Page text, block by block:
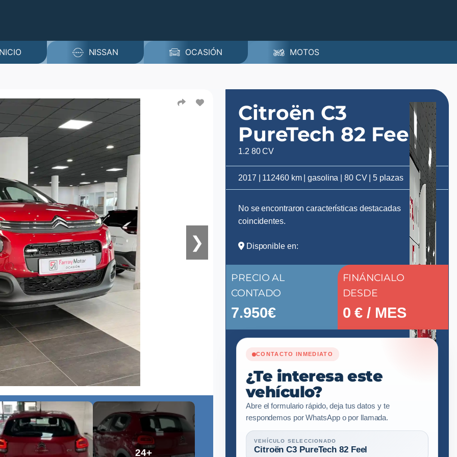
NISSAN OCASIÓN MOTOS
❯
24+
Citroën C3
PureTech 82 Feel
1.2 80 CV
2017 | 112460 km | gasolina | 80 CV | 5 plazas
No se encontraron características destacadas
coincidentes.
Disponible en:
PRECIO AL
CONTADO
7.950€
FINÁNCIALO
DESDE
0 € / MES
CONTACTO INMEDIATO
¿Te interesa este
vehículo?
Abre el formulario rápido, deja tus datos y te
respondemos por WhatsApp o por llamada.
VEHÍCULO SELECCIONADO
Citroën C3 PureTech 82 Feel